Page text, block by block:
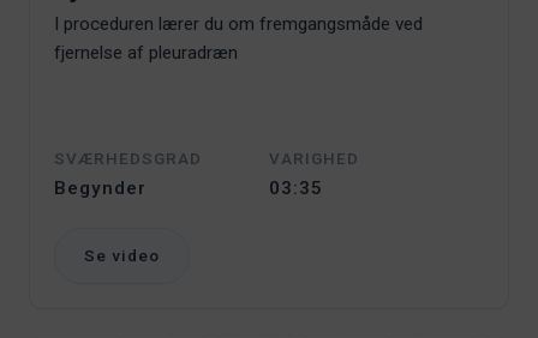
I proceduren lærer du om fremgangsmåde ved
fjernelse af pleuradræn
SVÆRHEDSGRAD
Begynder
VARIGHED
03:35
Se video